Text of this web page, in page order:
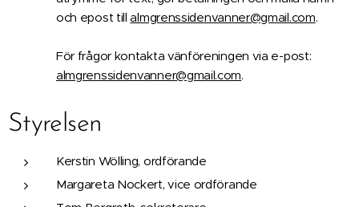
och epost tillalmgrenssidenvanner@gmail.com.
För frågor kontakta vänföreningen via e-post:
almgrenssidenvanner@gmail.com.
Styrelsen
Kerstin Wölling, ordförande
Margareta Nockert, vice ordförande